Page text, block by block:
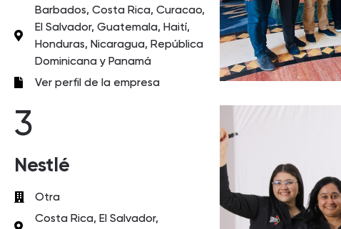
Barbados, Costa Rica, Curacao,
El Salvador, Guatemala, Haití,
Honduras, Nicaragua, República
Dominicana y Panamá
Ver perfil de la empresa
3
Nestlé
Otra
Costa Rica, El Salvador,